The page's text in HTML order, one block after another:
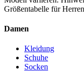
Größentabelle für
Damen
Kleidung
Schuhe
Socken